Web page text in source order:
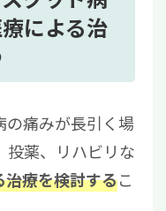
による治
の痛みが長引く場
投薬、リハビリな
治療を検討するこ